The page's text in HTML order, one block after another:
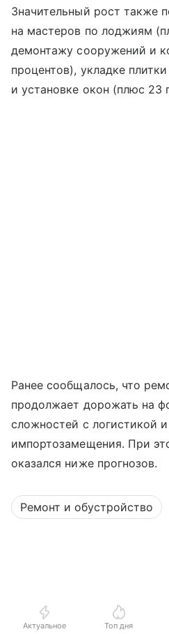
Значительный рост также
на мастеров по лоджиям
демонтажу сооружений и
процентов), укладке
и установке окон (плюс 23
Ранее сообщалось, что
продолжает дорожать на
сложностей с логистикой
импортозамещения. При
оказался ниже прогнозов.
Ремонт и обустройство
Актуальное Топ дня